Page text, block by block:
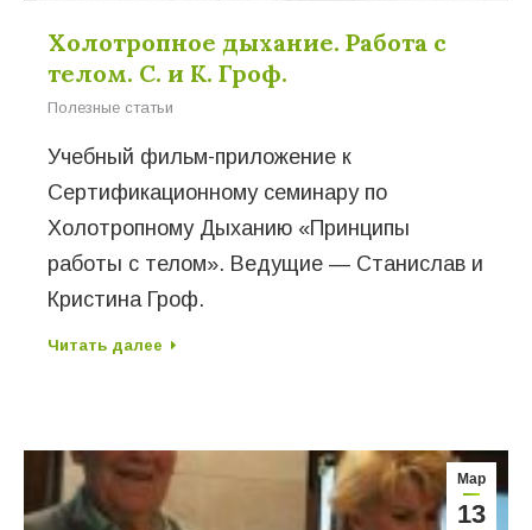
Холотропное дыхание. Работа с
телом. С. и К. Гроф.
Полезные статьи
Учебный фильм-приложение к
Сертификационному семинару по
Холотропному Дыханию «Принципы
работы с телом». Ведущие — Станислав и
Кристина Гроф.
Читать далее
Мар
13